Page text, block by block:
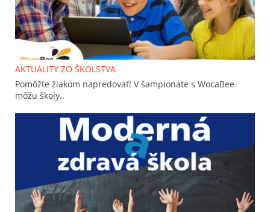
AKTUALITY ZO ŠKOLSTVA
Pomôžte žiakom napredovať! V šampionáte s WocaBee
môžu školy..